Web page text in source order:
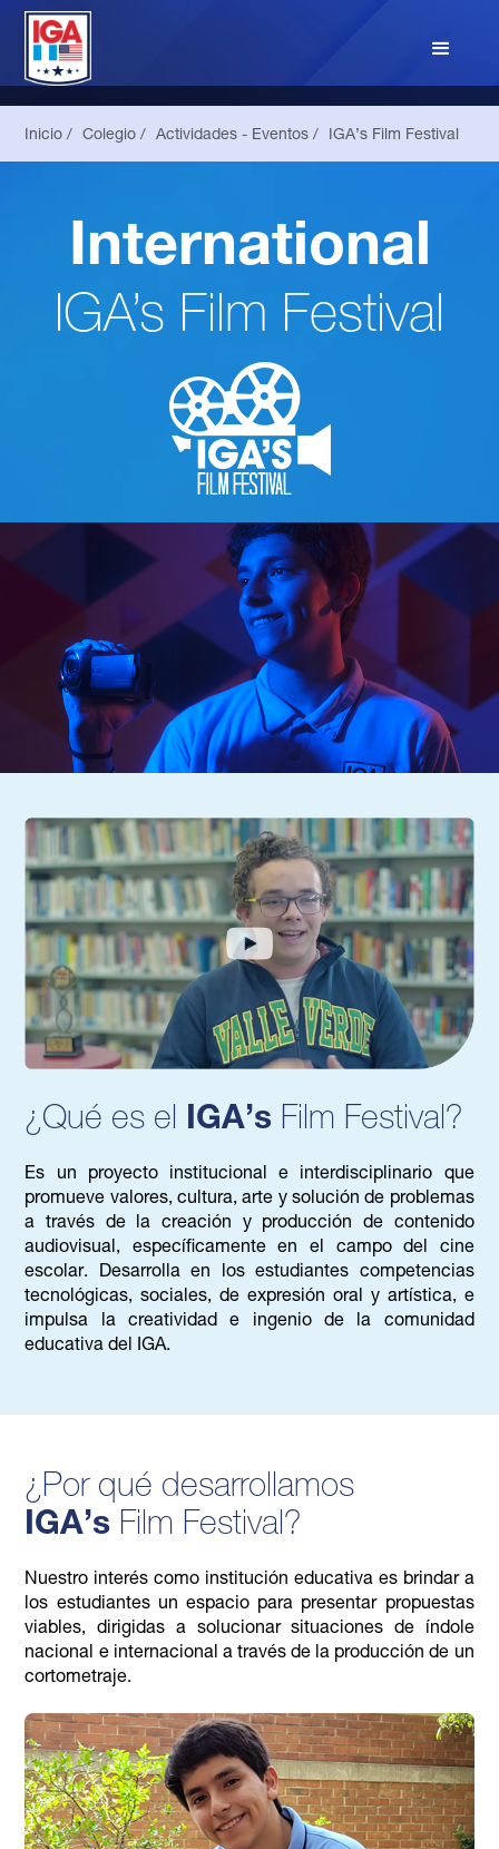
Inicio / Colegio / Actividades - Eventos / IGA’s Film Festival
International
IGA’s Film Festival
¿Qué es el IGA’s Film Festival?
Es un proyecto institucional e interdisciplinario que
promueve valores, cultura, arte y solución de problemas
a través de la creación y producción de contenido
audiovisual, específicamente en el campo del cine
escolar. Desarrolla en los estudiantes competencias
tecnológicas, sociales, de expresión oral y artística, e
impulsa la creatividad e ingenio de la comunidad
educativa del IGA.
¿Por qué desarrollamos
IGA’s Film Festival?
Nuestro interés como institución educativa es brindar a
los estudiantes un espacio para presentar propuestas
viables, dirigidas a solucionar situaciones de índole
nacional e internacional a través de la producción de un
cortometraje.